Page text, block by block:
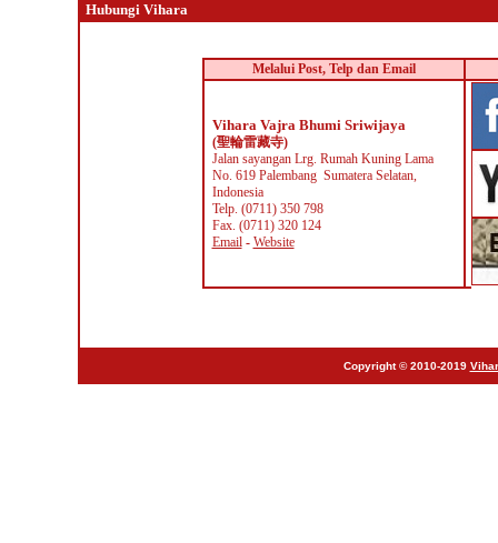
Hubungi Vihara
Melalui Post, Telp dan Email
Vihara Vajra Bhumi Sriwijaya
(聖輪雷藏寺)
Jalan sayangan Lrg. Rumah Kuning Lama
No. 619 Palembang Sumatera Selatan,
Indonesia
Telp. (0711) 350 798
Fax. (0711) 320 124
Email - Website
Copyright © 2010-2019